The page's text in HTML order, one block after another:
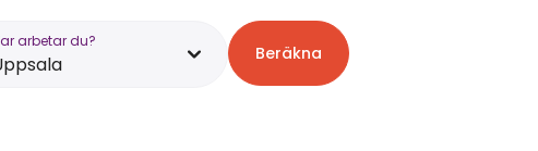
arbetar du?
Beräkna